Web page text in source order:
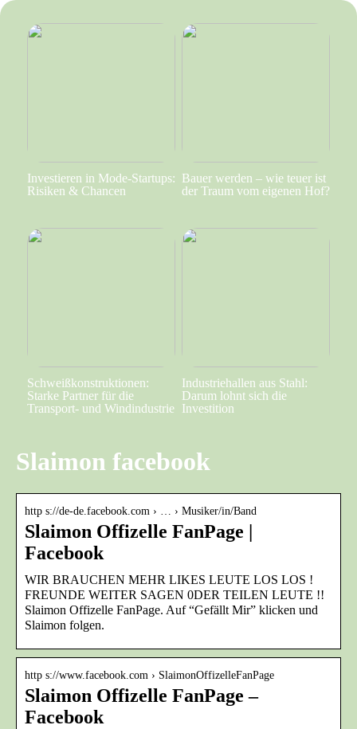
Investieren in Mode-Startups:
Risiken & Chancen
Bauer werden – wie teuer ist
der Traum vom eigenen Hof?
Schweißkonstruktionen:
Starke Partner für die
Transport- und Windindustrie
Industriehallen aus Stahl:
Darum lohnt sich die
Investition
Slaimon facebook
http s://de-de.facebook.com › … › Musiker/in/Band
Slaimon Offizelle FanPage |
Facebook
WIR BRAUCHEN MEHR LIKES LEUTE LOS LOS !
FREUNDE WEITER SAGEN 0DER TEILEN LEUTE !!
Slaimon Offizelle FanPage. Auf “Gefällt Mir” klicken und
Slaimon folgen.
http s://www.facebook.com › SlaimonOffizelleFanPage
Slaimon Offizelle FanPage –
Facebook